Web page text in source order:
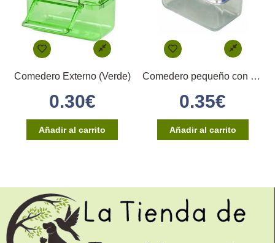
Comedero Externo (Verde)
0.30€
Añadir al carrito
Comedero pequeño con enganche directo
0.35€
Añadir al carrito